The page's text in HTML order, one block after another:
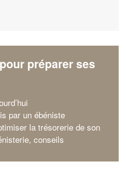
préparer ses
par un ébéniste
la trésorerie de son
conseils